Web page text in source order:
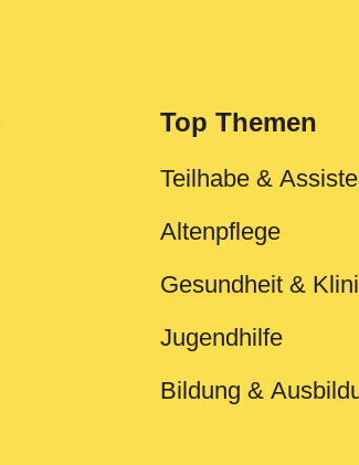
Top Themen
Teilhabe &
Altenpflege
Gesundheit &
Jugendhilfe
Bildung &